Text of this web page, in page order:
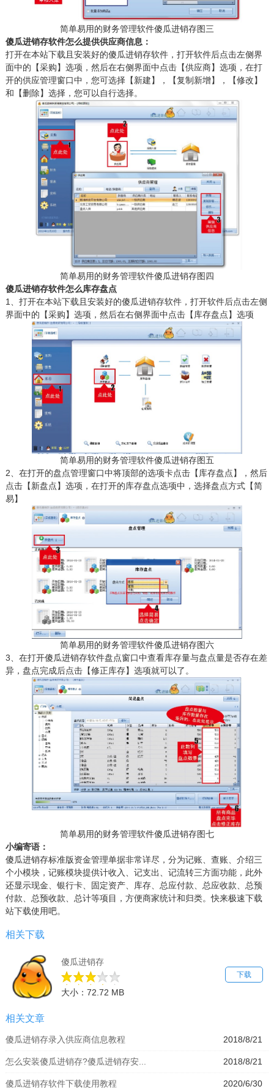
简单易用的财务管理软件傻瓜进销存图三
傻瓜进销存软件怎么提供供应商信息：
打开在本站下载且安装好的傻瓜进销存软件，打开软件后点击左侧界
面中的【采购】选项，然后在右侧界面中点击【供应商】选项，在打
开的供应管理窗口中，您可选择【新建】，【复制新增】，【修改】
和【删除】选择，您可以自行选择。
简单易用的财务管理软件傻瓜进销存图四
傻瓜进销存软件怎么库存盘点
1、打开在本站下载且安装好的傻瓜进销存软件，打开软件后点击左侧
界面中的【采购】选项，然后在右侧界面中点击【库存盘点】选项
简单易用的财务管理软件傻瓜进销存图五
2、在打开的盘点管理窗口中将顶部的选项卡点击【库存盘点】，然后
点击【新盘点】选项，在打开的库存盘点选项中，选择盘点方式【简
易】
简单易用的财务管理软件傻瓜进销存图六
3、在打开傻瓜进销存软件盘点窗口中查看库存量与盘点量是否存在差
异，盘点完成后点击【修正库存】选项就可以了。
简单易用的财务管理软件傻瓜进销存图七
小编寄语：
傻瓜进销存标准版资金管理单据非常详尽，分为记账、查账、介绍三
个小模块，记账模块提供计收入、记支出、记流转三方面功能，此外
还显示现金、银行卡、固定资产、库存、总应付款、总应收款、总预
付款、总预收款、总计等项目，方便商家统计和归类。快来极速下载
站下载使用吧。
相关下载
下载
傻瓜进销存
大小：72.72 MB
相关文章
2018/8/21
傻瓜进销存录入供应商信息教程
2018/8/21
怎么安装傻瓜进销存?傻瓜进销存安...
2020/6/30
傻瓜进销存软件下载使用教程